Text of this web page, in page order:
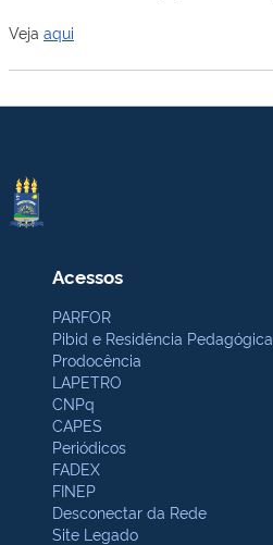
Veja aqui
Acessos
PARFOR
Pibid e Residência Pedagógica
Prodocência
LAPETRO
CNPq
CAPES
Periódicos
FADEX
FINEP
Desconectar da Rede
Site Legado